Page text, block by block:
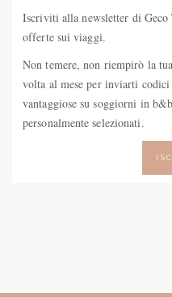
Iscriviti alla newsletter di Geco
offerte sui viaggi.
Non temere, non riempirò la
volta al mese per inviarti
vantaggiose su soggiorni in
personalmente selezionati.